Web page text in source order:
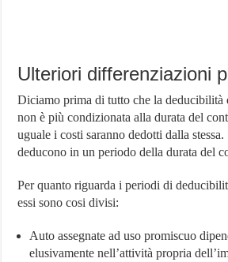
Ulteriori differenziazioni
Diciamo prima di tutto che la deducibilità
non è più condizionata alla durata del
uguale i costi saranno dedotti dalla stessa.
deducono in un periodo della durata del
Per quanto riguarda i periodi di
essi sono cosi divisi:
Auto assegnate ad uso promiscuo
elusivamente nell’attività propria